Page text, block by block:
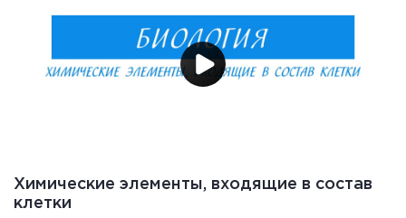
Химические элементы, входящие в состав
клетки